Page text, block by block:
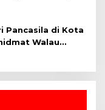
Pancasila di Kota
Walau